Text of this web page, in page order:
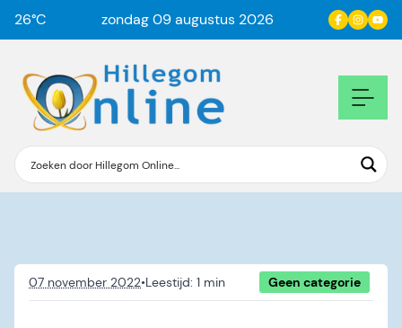
26°C zondag 09 augustus 2026
07 november 2022• Geen categorie